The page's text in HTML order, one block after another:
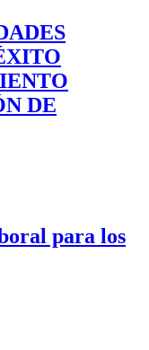
DE
para los